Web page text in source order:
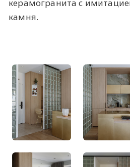
керамогранита с
камня.